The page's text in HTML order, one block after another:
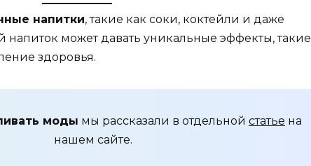
напитки, такие как соки, коктейли и даже
может давать уникальные эффекты, такие
здоровья.
моды мы рассказали в отдельной статье на
нашем сайте.